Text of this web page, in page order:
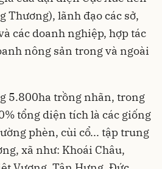
Thương), lãnh đạo các sở,
các doanh nghiệp, hợp tác
nông sản trong và ngoài
5.800ha trồng nhãn, trong
tổng diện tích là các giống
phèn, cùi cổ... tập trung
xã như: Khoái Châu,